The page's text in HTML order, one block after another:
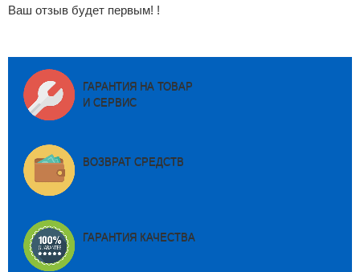
Ваш отзыв будет первым! !
ГАРАНТИЯ НА ТОВАР
И СЕРВИС
ВОЗВРАТ СРЕДСТВ
ГАРАНТИЯ КАЧЕСТВА